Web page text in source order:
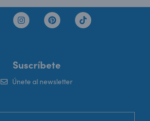
Suscríbete
Únete al newsletter